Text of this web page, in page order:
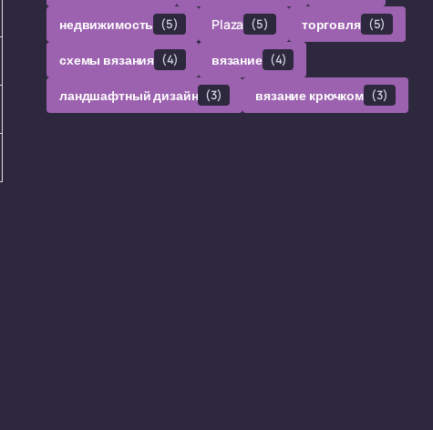
недвижимость (5) Plaza (5) торговля (5)
схемы вязания (4) вязание (4)
ландшафтный дизайн (3) вязание крючком (3)